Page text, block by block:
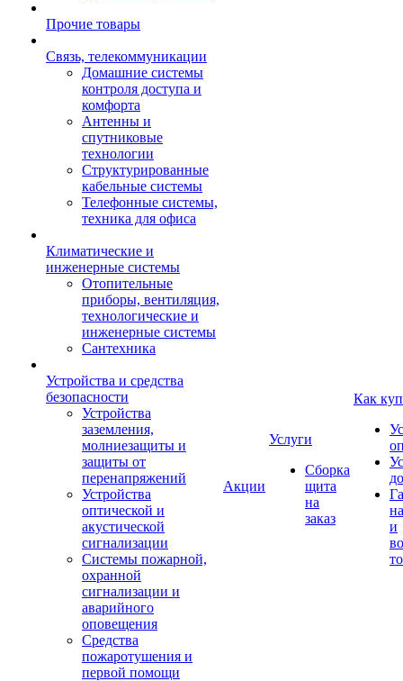
Прочие товары
Связь, телекоммуникации
Домашние системы
контроля доступа и
комфорта
Антенны и
спутниковые
технологии
Структурированные
кабельные системы
Телефонные системы,
техника для офиса
Климатические и
инженерные системы
Отопительные
приборы, вентиляция,
технологические и
инженерные системы
Сантехника
Устройства и средства
безопасности
Устройства
заземления,
молниезащиты и
защиты от
перенапряжений
Устройства
оптической и
акустической
сигнализации
Системы пожарной,
охранной
сигнализации и
аварийного
оповещения
Средства
пожаротушения и
первой помощи
Акции
Услуги
Сборка
щита
на
заказ
Как
и